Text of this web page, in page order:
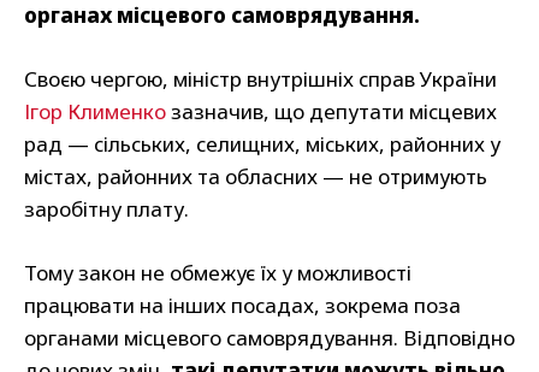
органах місцевого самоврядування.
Своєю чергою, міністр внутрішніх справ України
Ігор Клименкозазначив, що депутати місцевих
рад — сільських, селищних, міських, районних у
містах, районних та обласних — не отримують
заробітну плату.
Тому закон не обмежує їх у можливості
працювати на інших посадах, зокрема поза
органами місцевого самоврядування. Відповідно